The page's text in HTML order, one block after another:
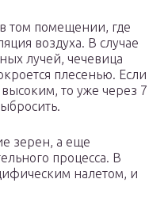
том помещении, где
воздуха. В случае
лучей, чечевица
плесенью. Если
то уже через 7
зерен, а еще
процесса. В
налетом, и